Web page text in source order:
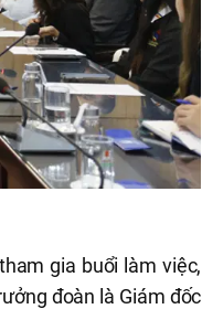
gia buổi làm việc,
đoàn là Giám đốc